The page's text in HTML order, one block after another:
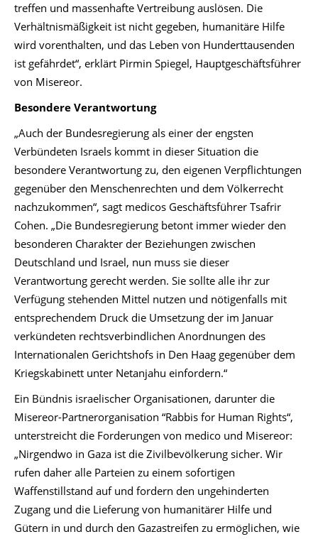
treffen und massenhafte Vertreibung auslösen. Die
Verhältnismäßigkeit ist nicht gegeben, humanitäre Hilfe
wird vorenthalten, und das Leben von Hunderttausenden
ist gefährdet“, erklärt Pirmin Spiegel, Hauptgeschäftsführer
von Misereor.
Besondere Verantwortung
„Auch der Bundesregierung als einer der engsten
Verbündeten Israels kommt in dieser Situation die
besondere Verantwortung zu, den eigenen Verpflichtungen
gegenüber den Menschenrechten und dem Völkerrecht
nachzukommen“, sagt medicos Geschäftsführer Tsafrir
Cohen. „Die Bundesregierung betont immer wieder den
besonderen Charakter der Beziehungen zwischen
Deutschland und Israel, nun muss sie dieser
Verantwortung gerecht werden. Sie sollte alle ihr zur
Verfügung stehenden Mittel nutzen und nötigenfalls mit
entsprechendem Druck die Umsetzung der im Januar
verkündeten rechtsverbindlichen Anordnungen des
Internationalen Gerichtshofs in Den Haag gegenüber dem
Kriegskabinett unter Netanjahu einfordern.“
Ein Bündnis israelischer Organisationen, darunter die
Misereor-Partnerorganisation “Rabbis for Human Rights“,
unterstreicht die Forderungen von medico und Misereor:
„Nirgendwo in Gaza ist die Zivilbevölkerung sicher. Wir
rufen daher alle Parteien zu einem sofortigen
Waffenstillstand auf und fordern den ungehinderten
Zugang und die Lieferung von humanitärer Hilfe und
Gütern in und durch den Gazastreifen zu ermöglichen, wie